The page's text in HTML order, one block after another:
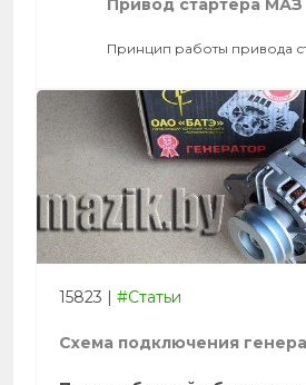
Привод стартера МАЗ
Принцип работы привода
15823 | #Статьи
Схема подключения